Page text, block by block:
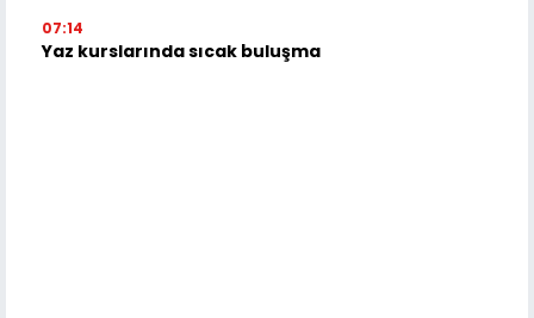
07:14
Yaz kurslarında sıcak buluşma